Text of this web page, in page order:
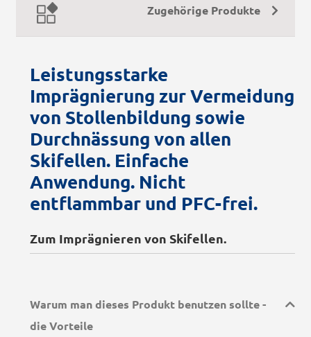
Zugehörige Produkte
Leistungsstarke
Imprägnierung zur Vermeidung
von Stollenbildung sowie
Durchnässung von allen
Skifellen. Einfache
Anwendung. Nicht
entflammbar und PFC-frei.
Zum Imprägnieren von Skifellen.
Warum man dieses Produkt benutzen sollte -
die Vorteile